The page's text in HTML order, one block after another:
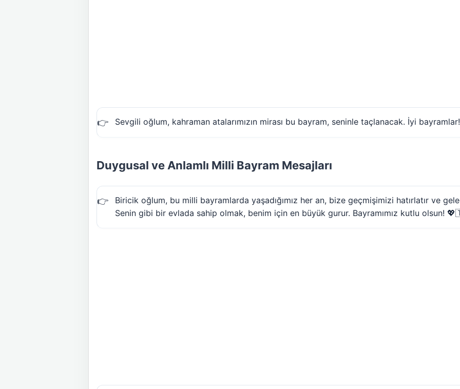
Sevgili oğlum, kahraman atalarımızın mirası bu bayram, seninle taçlanacak. İyi
Duygusal ve Anlamlı Milli Bayram Mesajları
Biricik oğlum, bu milli bayramlarda yaşadığımız her an, bize geçmişimizi hatırlatır ve
Senin gibi bir evlada sahip olmak, benim için en büyük gurur. Bayramımız kutlu olsun!